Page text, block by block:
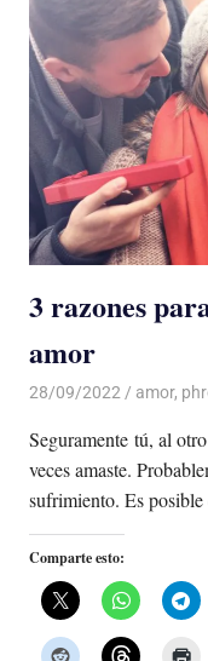
3 razones
amor
28/09/2022 De todo
amor,
Seguramente tú, al
veces amaste.
sufrimiento. Es
Comparte esto: